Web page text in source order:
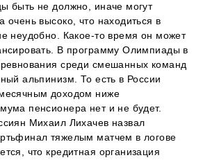
быть не должно, иначе могут
очень высоко, что находиться в
неудобно. Какое-то время он может
В программу Олимпиады в
среди смешанных команд
альпинизм. То есть в России
доходом ниже
пенсионера нет и не будет.
Михаил Лихачев назвал
тяжелым матчем в логове
что кредитная организация